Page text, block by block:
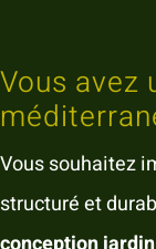
Vous avez
Vous souhaitez
structuré et